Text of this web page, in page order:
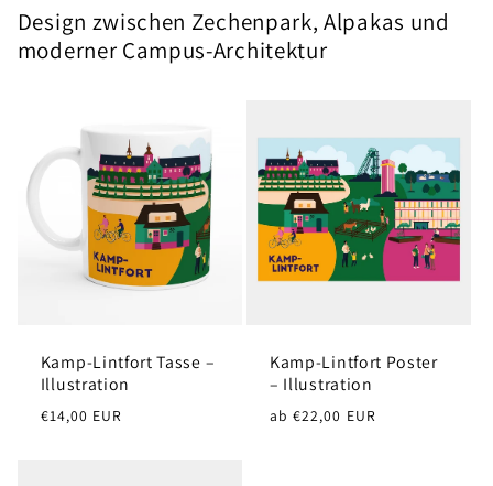
t
o
Design zwischen Zechenpark, Alpakas und
moderner Campus-Architektur
Kamp-Lintfort Tasse –
Illustration
Normaler
€14,00 EUR
Kamp-Lintfort Poster
– Illustration
Normaler
ab €22,00 EUR